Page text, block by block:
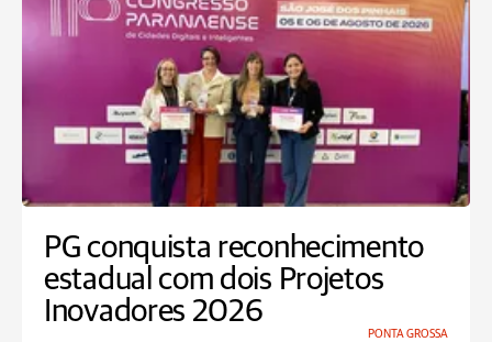
PG conquista reconhecimento
estadual com dois Projetos
Inovadores 2026
PONTA GROSSA